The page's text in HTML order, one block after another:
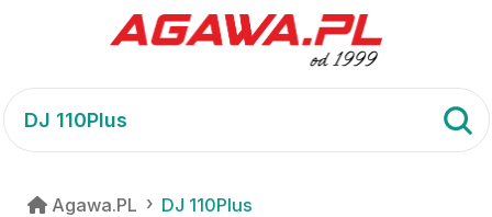
Agawa.PL DJ 110Plus